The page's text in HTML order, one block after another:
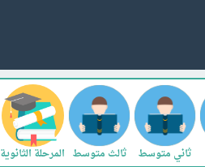
ثاني متوسط ثالث متوسط المرحلة الثانوية